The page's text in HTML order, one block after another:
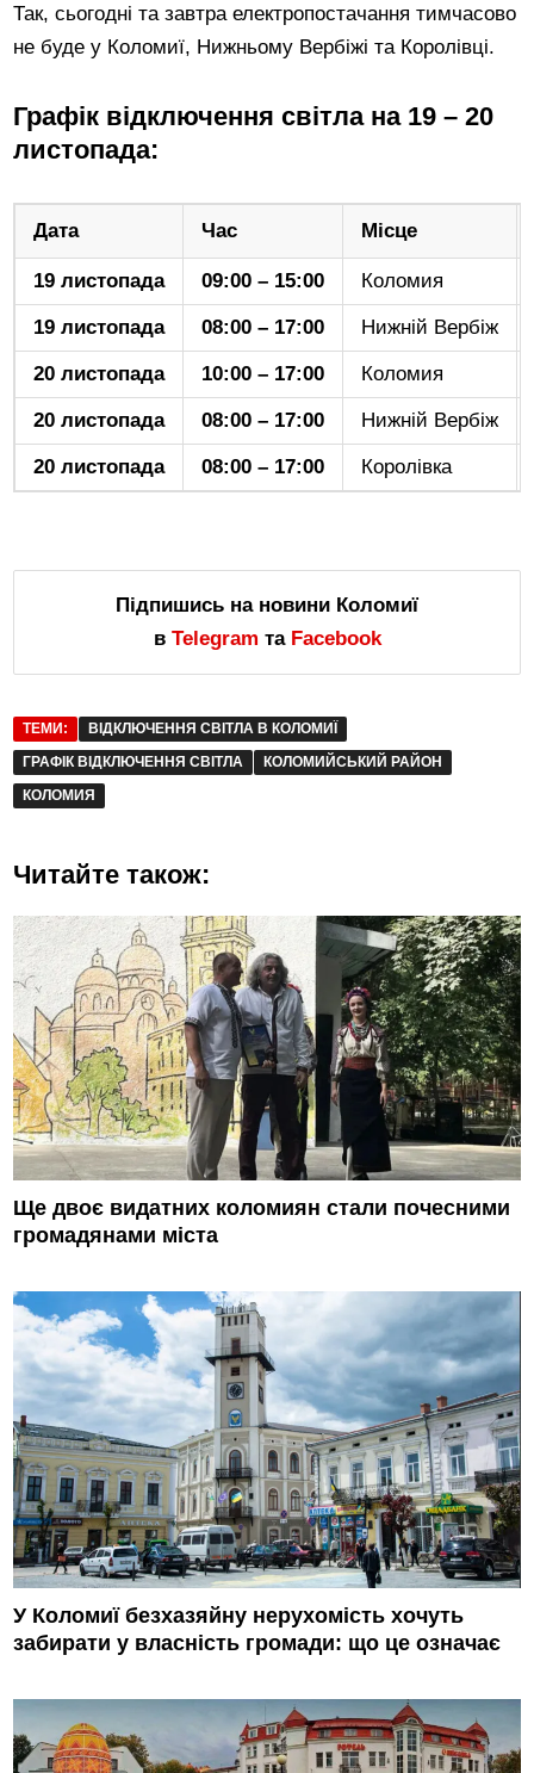
Так, сьогодні та завтра електропостачання тимчасово
не буде у Коломиї, Нижньому Вербіжі та Королівці.
Графік відключення світла на 19 – 20
листопада:
Дата Час Місце
19 листопада 09:00 – 15:00 Коломия
19 листопада 08:00 – 17:00 Нижній Вербіж
20 листопада 10:00 – 17:00 Коломия
20 листопада 08:00 – 17:00 Нижній Вербіж
20 листопада 08:00 – 17:00 Королівка
Підпишись на новини Коломиї
в Telegram та Facebook
ТЕМИ:
ВІДКЛЮЧЕННЯ СВІТЛА В КОЛОМИЇ
ГРАФІК ВІДКЛЮЧЕННЯ СВІТЛА
КОЛОМИЙСЬКИЙ РАЙОН
КОЛОМИЯ
Читайте також:
Ще двоє видатних коломиян стали почесними
громадянами міста
У Коломиї безхазяйну нерухомість хочуть
забирати у власність громади: що це означає